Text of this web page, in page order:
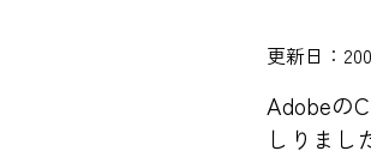
更新日：
Adobeの
しりま